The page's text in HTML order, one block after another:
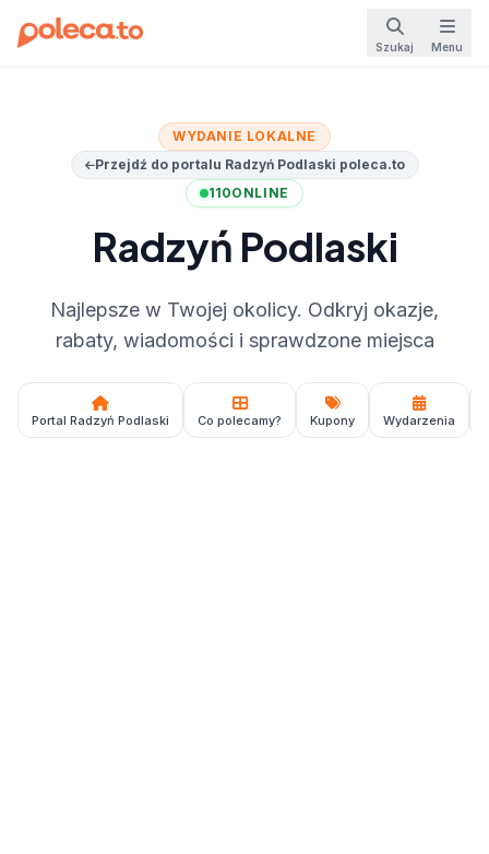
Szukaj Menu
WYDANIE LOKALNE
Przejdź do portalu Radzyń Podlaski poleca.to
110ONLINE
Radzyń Podlaski
Najlepsze w Twojej okolicy. Odkryj okazje,
rabaty, wiadomości i sprawdzone miejsca
Portal Radzyń Podlaski Co polecamy? Kupony Wydarzenia